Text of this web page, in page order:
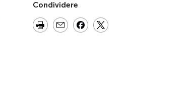
Condividere